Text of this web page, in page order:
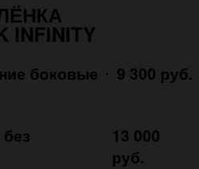
INFINITY
боковые 9 300 руб.
13 000
руб.